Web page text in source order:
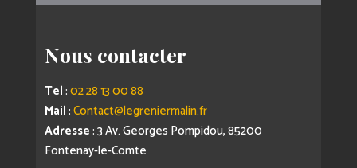
Nous contacter
Tel:02 28 13 00 88
Mail:Contact@legreniermalin.fr
Adresse: 3 Av. Georges Pompidou, 85200
Fontenay-le-Comte